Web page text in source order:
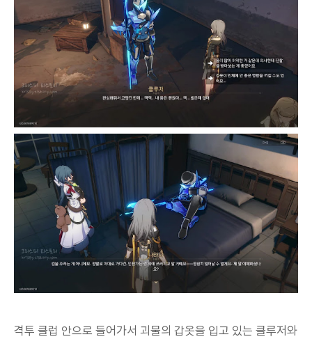
격투 클럽 안으로 들어가서 괴물의 갑옷을 입고 있는 클루저와